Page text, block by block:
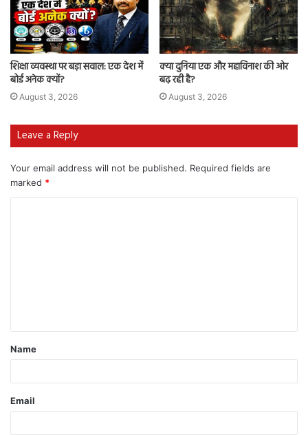
शिक्षा व्यवस्था पर बड़ा सवाल: एक देश में
बोर्ड अनेक क्यों?
August 3, 2026
क्या दुनिया एक और महाविनाश की ओर
बढ़ रही है?
August 3, 2026
Leave a Reply
Your email address will not be published. Required fields are
marked *
Name
Email